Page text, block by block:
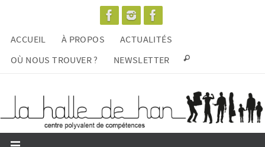
contenu
ACCUEIL À PROPOS
ACTUALITÉS
OÙ NOUS TROUVER ?
NEWSLETTER